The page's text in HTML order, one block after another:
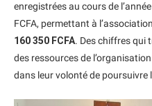
enregistrées au cours de
FCFA, permettant à
160 350 FCFA. Des chiffres qui
des ressources de
dans leur volonté de poursuivre